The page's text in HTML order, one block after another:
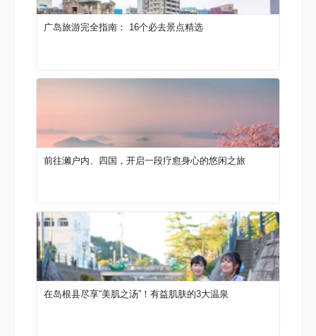
广岛旅游完全指南： 16个必去景点精选
前往濑户内、四国，开启一段疗愈身心的悠闲之旅
在岛根县尽享“美肌之汤”！有益肌肤的3大温泉